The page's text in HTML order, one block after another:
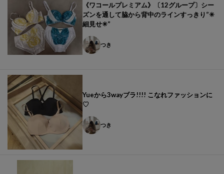
《ワコールプレミアム》〔12グループ〕シー
ズンを通して脇から背中のラインすっきり‘’✳︎
細見せ✳︎‘’
つき
Yueから3wayブラ!!!! こなれファッションに
♡
つき